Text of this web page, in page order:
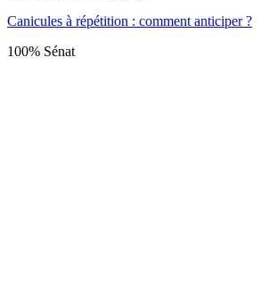
Canicules à répétition : comment anticiper ?
100% Sénat